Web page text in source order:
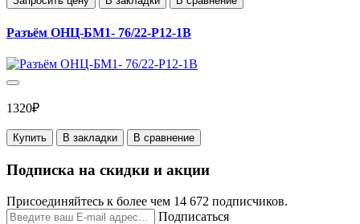
Разъём ОНЦ-БМ1- 76/22-Р12-1В
1320₽
Купить В закладки В сравнение
Подписка на скидки и акции
Присоединяйтесь к более чем 14 672 подписчиков.
Подписаться